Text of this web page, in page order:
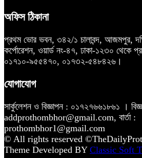
অফিস ঠিকানা
প্রথম ভোর ভবন, ৩৪২/১ চালাবন্দ, আজমপুর,
কর্পোরেশন, ওয়ার্ড নং-৪৭, ঢাকা-১২৩০ থেকে
০১৭১০-৯৫৫৪৭০, ০১৭৩২-৫৪৮৪২৬।
যোগাযোগ
সার্কুলেশন ও বিজ্ঞাপন : ০১৭২৭৬৬১৮৬১ ।
addprothombhor@gmail.com, বার্তা :
prothombhor1@gmail.com
© All rights reserved
Theme Developed BY Classic Soft